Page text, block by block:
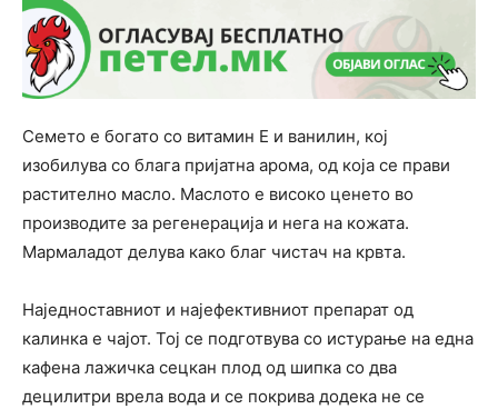
Семето е богато со витамин Е и ванилин, кој
изобилува со блага пријатна арома, од која се прави
растително масло. Маслото е високо ценето во
производите за регенерација и нега на кожата.
Мармаладот ​​делува како благ чистач на крвта.
Наједноставниот и најефективниот препарат од
калинка е чајот. Тој се подготвува со истурање на една
кафена лажичка сецкан плод од шипка со два
децилитри врела вода и се покрива додека не се